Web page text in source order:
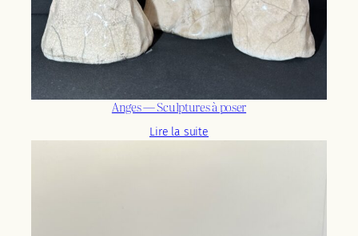
Anges — Sculptures à poser
Lire la suite